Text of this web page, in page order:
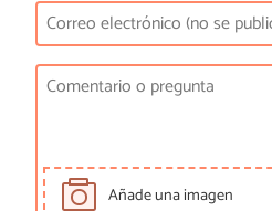
Añade una imagen